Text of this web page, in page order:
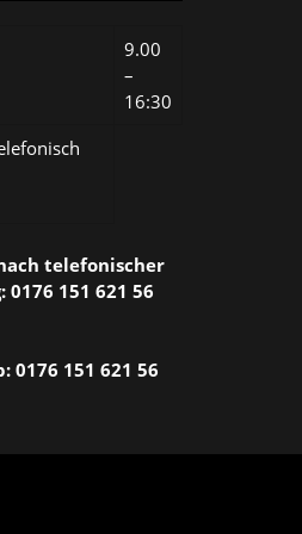
9.00
–
16:30
telefonischer
151 621 56
0176 151 621 56